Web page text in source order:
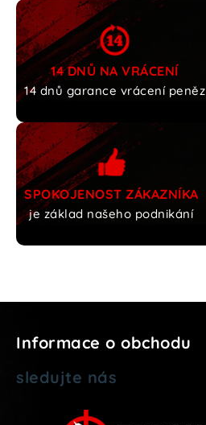
14 DNŮ NA VRÁCENÍ
14 dnů garance vrácení peněz
SPOKOJENOST ZÁKAZNÍKA
je základ našeho podnikání
Informace o obchodu
sledujte nás